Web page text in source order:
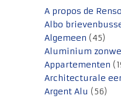
A propos de
Albo
Algemeen (45)
Aluminium
Appartementen
Architecturale
Argent Alu (56)